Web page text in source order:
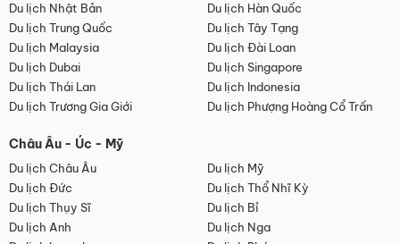
Du lịch Nhật Bản
Du lịch Hàn Quốc
Du lịch Trung Quốc
Du lịch Tây Tạng
Du lịch Malaysia
Du lịch Đài Loan
Du lịch Dubai
Du lịch Singapore
Du lịch Thái Lan
Du lịch Indonesia
Du lịch Trương Gia Giới
Du lịch Phượng Hoàng Cổ Trấn
Châu Âu - Úc - Mỹ
Du lịch Châu Âu
Du lịch Mỹ
Du lịch Đức
Du lịch Thổ Nhĩ Kỳ
Du lịch Thụy Sĩ
Du lịch Bỉ
Du lịch Anh
Du lịch Nga